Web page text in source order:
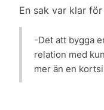
En sak var klar
-Det att bygga
relation med
mer än en